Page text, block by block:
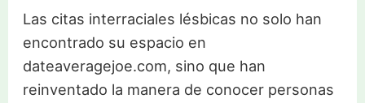
Las citas interraciales lésbicas no solo han
encontrado su espacio en
dateaveragejoe.com, sino que han
reinventado la manera de conocer personas